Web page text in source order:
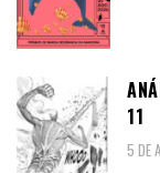
11
5 DE